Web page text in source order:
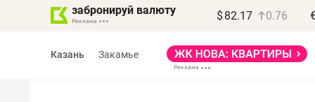
забронируй валюту $ 82.17 0.76
Казань Закамье